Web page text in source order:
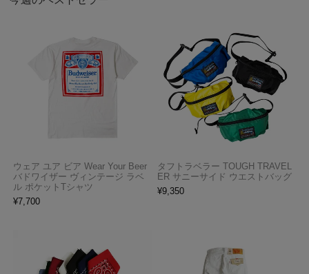
ウェア ユア ビア Wear Your Beer
バドワイザー ヴィンテージ ラベ
ル ポケットTシャツ
¥7,700
タフトラベラー TOUGH TRAVEL
ER サニーサイド ウエストバッグ
¥9,350